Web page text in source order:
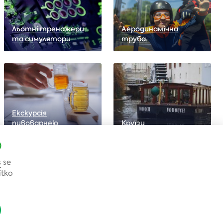
Льотні тренажери
та симулятори
Аеродинамічна
труба.
Екскурсія
пивоварнею
Круїзи
на
se